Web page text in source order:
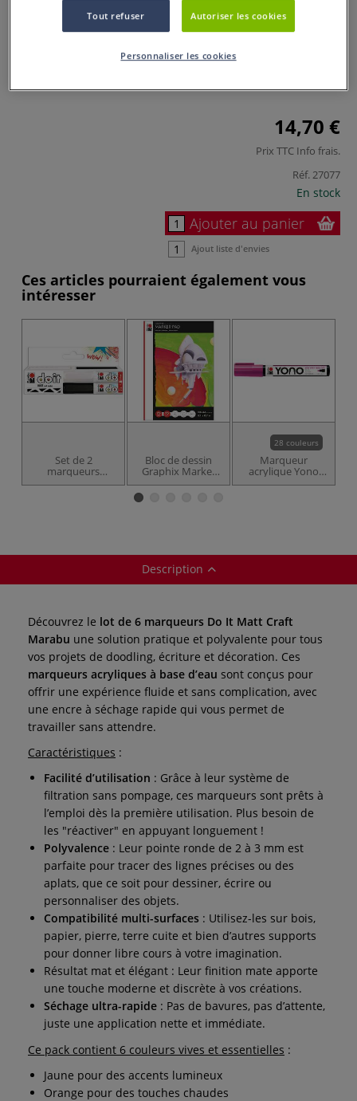
0 Commentaires
marqueurs acryliques à base d’eau. Pointe ronde 2-3 mm,
14,70 €
Prix TTC Info frais.
Réf.27077
En stock
Ajouter au panier
Ajout liste d'envies
Ces articles pourraient également vous
intéresser
Set de 2
marqueurs
acryliques Do It
Bloc de dessin
Graphix Marker
Pad Marabu
28 couleurs
Marqueur
acrylique Yono
Marabu
Description
Découvrez le lot de 6 marqueurs Do It Matt Craft
Marabu une solution pratique et polyvalente pour tous
vos projets de doodling, écriture et décoration. Ces
marqueurs acryliques à base d’eau sont conçus pour
offrir une expérience fluide et sans complication, avec
une encre à séchage rapide qui vous permet de
travailler sans attendre.
Caractéristiques :
Facilité d’utilisation : Grâce à leur système de
filtration sans pompage, ces marqueurs sont prêts à
l’emploi dès la première utilisation. Plus besoin de
les "réactiver" en appuyant longuement !
Polyvalence : Leur pointe ronde de 2 à 3 mm est
parfaite pour tracer des lignes précises ou des
aplats, que ce soit pour dessiner, écrire ou
personnaliser des objets.
Compatibilité multi-surfaces : Utilisez-les sur bois,
papier, pierre, terre cuite et bien d’autres supports
pour donner libre cours à votre imagination.
Résultat mat et élégant : Leur finition mate apporte
une touche moderne et discrète à vos créations.
Séchage ultra-rapide : Pas de bavures, pas d’attente,
juste une application nette et immédiate.
Ce pack contient 6 couleurs vives et essentielles :
Jaune pour des accents lumineux
Orange pour des touches chaudes
Tout refuser Autoriser les cookies
Personnaliser les cookies